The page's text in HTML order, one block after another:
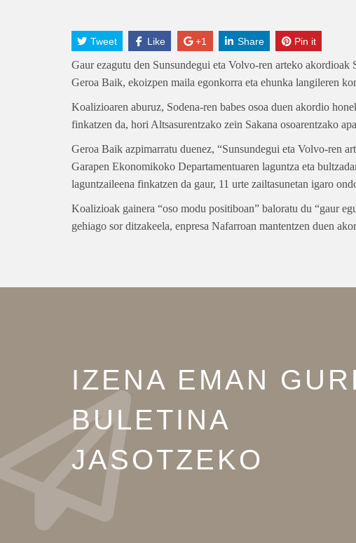
Tweet Like +1 Share Pin it
Gaur ezagutu den Sunsundegui eta Volvo-ren arteko
Geroa Baik, ekoizpen maila egonkorra eta ehunka langileren
Koalizioaren aburuz, Sodena-ren babes osoa duen akordio
finkatzen da, hori Altsasurentzako zein Sakana osoarentzako
Geroa Baik azpimarratu duenez, “Sunsundegui eta Volvo-ren
Garapen Ekonomikoko Departamentuaren laguntza eta
laguntzaileena finkatzen da gaur, 11 urte zailtasunetan igaro
Koalizioak gainera “oso modu positiboan” baloratu du “gaur
gehiago sor ditzakeela, enpresa Nafarroan mantentzen duen
IZENA EMAN
BULETINA
JASOTZEKO